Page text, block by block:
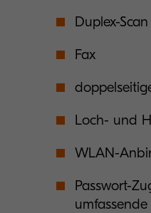
Duplex-Scan
Fax
Loch- und
WLAN-
Passwort-